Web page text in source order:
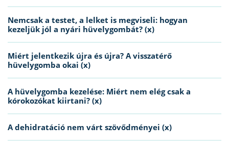
Nemcsak a testet, a lelket is megviseli: hogyan
kezeljük jól a nyári hüvelygombát? (x)
Miért jelentkezik újra és újra? A visszatérő
hüvelygomba okai (x)
A hüvelygomba kezelése: Miért nem elég csak a
kórokozókat kiirtani? (x)
A dehidratáció nem várt szövődményei (x)